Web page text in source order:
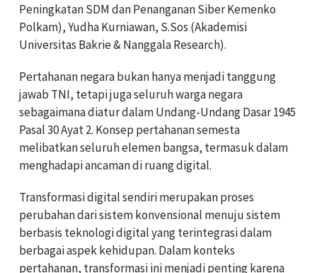
Peningkatan SDM dan Penanganan Siber Kemenko
Polkam), Yudha Kurniawan, S.Sos (Akademisi
Universitas Bakrie & Nanggala Research).
Pertahanan negara bukan hanya menjadi tanggung
jawab TNI, tetapi juga seluruh warga negara
sebagaimana diatur dalam Undang-Undang Dasar 1945
Pasal 30 Ayat 2. Konsep pertahanan semesta
melibatkan seluruh elemen bangsa, termasuk dalam
menghadapi ancaman di ruang digital.
Transformasi digital sendiri merupakan proses
perubahan dari sistem konvensional menuju sistem
berbasis teknologi digital yang terintegrasi dalam
berbagai aspek kehidupan. Dalam konteks
pertahanan, transformasi ini menjadi penting karena